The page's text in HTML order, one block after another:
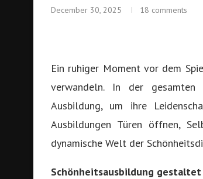
December 30, 2025 18 comments
Ein ruhiger Moment vor dem
verwandeln. In der gesamten
Ausbildung, um ihre
Ausbildungen Türen öffnen,
dynamische Welt der
Schönheitsausbildung